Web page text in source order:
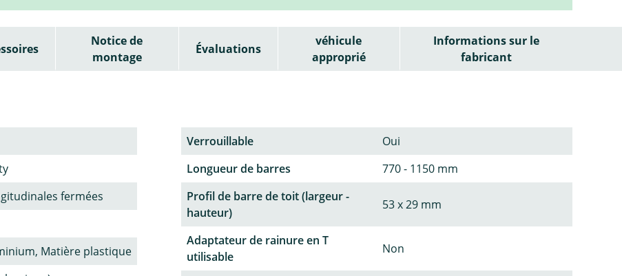
Notice de
montage
Évaluations
véhicule
approprié
Informations sur le
fabricant
fermées
Matière plastique
Verrouillable
Oui
Longueur de barres
770 - 1150 mm
Profil de barre de toit (largeur -
hauteur)
53 x 29 mm
Adaptateur de rainure en T
utilisable
Non